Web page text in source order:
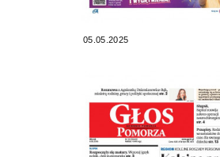
05.05.2025